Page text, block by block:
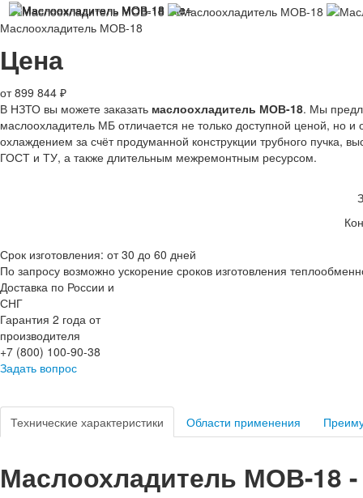
Маслоохладитель МОВ-18
Цена
от 899 844 ₽
В НЗТО вы можете заказать маслоохладитель МОВ-18. Мы
маслоохладитель МБ отличается не только доступной ценой, но
охлаждением за счёт продуманной конструкции трубного пучка,
ГОСТ и ТУ, а также длительным межремонтным ресурсом.
Срок изготовления: от 30 до 60 дней
По запросу возможно ускорение сроков изготовления
Доставка по России и
СНГ
Гарантия 2 года от
производителя
+7 (800) 100-90-38
Задать вопрос
Технические характеристики Области применения
Маслоохладитель МОВ-18 -